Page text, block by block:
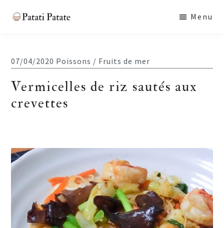
content
sidebar
Menu
07/04/2020 Poissons / Fruits de mer
Vermicelles de riz sautés aux
crevettes